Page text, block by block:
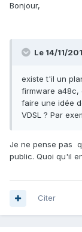
Bonjour,
Le 14/11/
existe t'il un
firmware a48c,
faire une idée
VDSL ? Par
Je ne pense pas
public. Quoi qu'il
Citer